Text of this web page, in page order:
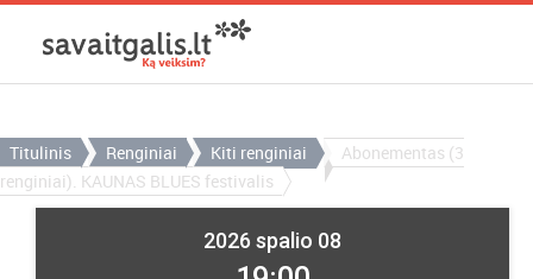
Titulinis Renginiai Kiti renginiai
Abonementas (3
renginiai). KAUNAS BLUES festivalis
2026 spalio 08